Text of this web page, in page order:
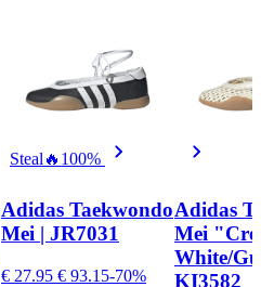
Steal 🔥 100%
Adidas Taekwondo
Mei | JR7031
€ 27.95 € 93.15-70%
Adidas
Mei
White/
KI3582